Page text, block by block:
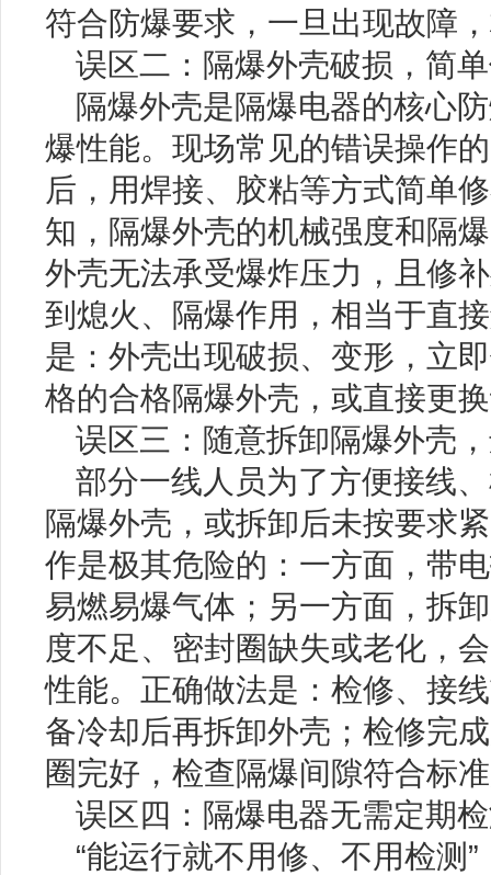
符合防爆要求，一旦出现故障
误区二：隔爆外壳破损，简
隔爆外壳是隔爆电器的核心
爆性能。现场常见的错误操作
后，用焊接、胶粘等方式简单
知，隔爆外壳的机械强度和隔
外壳无法承受爆炸压力，且修
到熄火、隔爆作用，相当于直
是：外壳出现破损、变形，立
格的合格隔爆外壳，或直接更
误区三：随意拆卸隔爆外壳
部分一线人员为了方便接线
隔爆外壳，或拆卸后未按要求
作是极其危险的：一方面，带
易燃易爆气体；另一方面，拆
度不足、密封圈缺失或老化，
性能。正确做法是：检修、接
备冷却后再拆卸外壳；检修完
圈完好，检查隔爆间隙符合标
误区四：隔爆电器无需定期
“能运行就不用修、不用检测